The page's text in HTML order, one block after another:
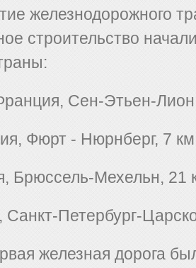
железнодорожного
строительство
Сен-Этьен-
Фюрт - Нюрнберг, 7
Брюссель-Мехельн, 21
Санкт-Петербург-
железная дорога